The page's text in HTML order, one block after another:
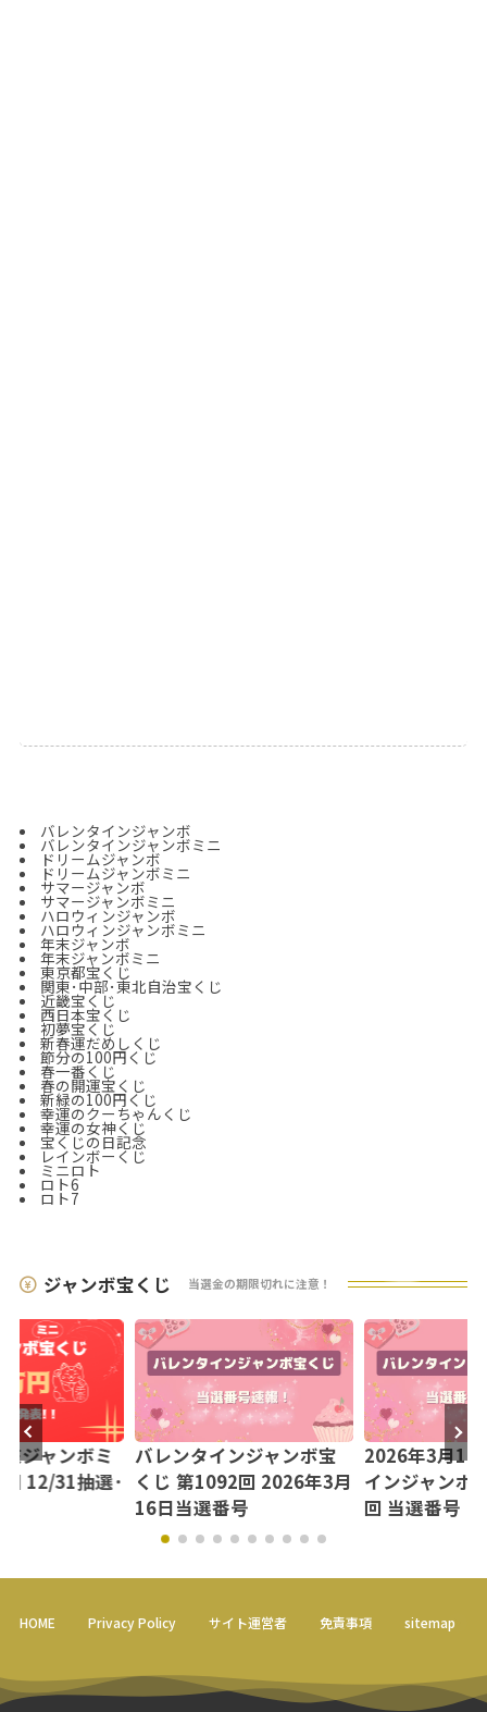
バレンタインジャンボ
バレンタインジャンボミニ
ドリームジャンボ
ドリームジャンボミニ
サマージャンボ
サマージャンボミニ
ハロウィンジャンボ
ハロウィンジャンボミニ
年末ジャンボ
年末ジャンボミニ
東京都宝くじ
関東･中部･東北自治宝くじ
近畿宝くじ
西日本宝くじ
初夢宝くじ
新春運だめしくじ
節分の100円くじ
春一番くじ
春の開運宝くじ
新緑の100円くじ
幸運のクーちゃんくじ
幸運の女神くじ
宝くじの日記念
レインボーくじ
ミニロト
ロト6
ロト7
ジャンボ宝くじ 当選金の期限切れに注意！
ジャンボミ
12/31抽選･
バレンタインジャンボ宝
くじ 第1092回 2026年3月
16日当選番号
2026年3月16
インジャンボ
回 当選番号
HOME Privacy Policy サイト運営者 免責事項 sitemap